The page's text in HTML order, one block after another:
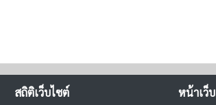
สถิติเว็บไซต์ หน้าเว็บ